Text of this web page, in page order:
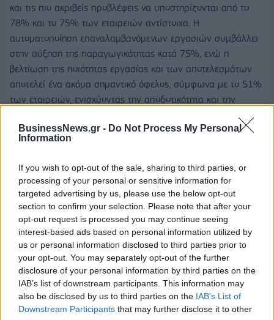
BusinessNews.gr - Do Not Process My Personal
Information
If you wish to opt-out of the sale, sharing to third parties, or
processing of your personal or sensitive information for
targeted advertising by us, please use the below opt-out
section to confirm your selection. Please note that after your
opt-out request is processed you may continue seeing
interest-based ads based on personal information utilized by
us or personal information disclosed to third parties prior to
your opt-out. You may separately opt-out of the further
disclosure of your personal information by third parties on the
IAB’s list of downstream participants. This information may
also be disclosed by us to third parties on the IAB’s List of
Downstream Participants that may further disclose it to other
και τις πιο ακριβείς προβλέψεις να υποστηρίζονται από το
78% και το 75% των εταιρειών αντίστοιχα. Η
αυτοματοποίηση επαναλαμβανόμενων εργασιών συμβάλλει
στην αύξηση της παραγωγικότητας κατά 75%, ενώ η
βελτίωση της ποιότητας εργασίας και των αποτελεσμάτων
αποτελεί ένα ακόμα σημαντικό όφελος, σύμφωνα με το 51%
των εταιρειών, ενισχύοντας την αποδοτικότητα και την
Από την άλλη πλευρά, η είσοδος της τεχνητής νοημοσύνης
προκλήσεις. Η ανάγκη για εκπαίδευση και προσαρμογή των
εργαζομένων στη νέα τεχνολογία είναι κρίσιμη (57%), ενώ η
διασφάλιση της προστασίας δεδομένων αποτελεί
προτεραιότητα (52%) για τις επιχειρήσεις. Αντίστοιχα, η
διαχείριση του υψηλού κόστους υλοποίησης και λειτουργίας
(34%) και η ανησυχία για τη διασφάλιση της
εμπιστευτικότητας (27%) αποτελούν προκλήσεις που οι
επιχειρήσεις πρέπει να αντιμετωπίσουν προσεκτικά για να
αξιοποιήσουν πλήρως τα πλεονεκτήματα της τεχνητής
νοημοσύνης.